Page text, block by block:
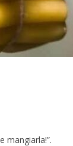
mangiarla!”.